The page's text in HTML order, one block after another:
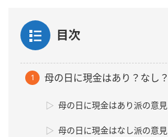
目次
母の日に現金はあり？なし？
母の日に現金はあり派の意見
母の日に現金はなし派の意見